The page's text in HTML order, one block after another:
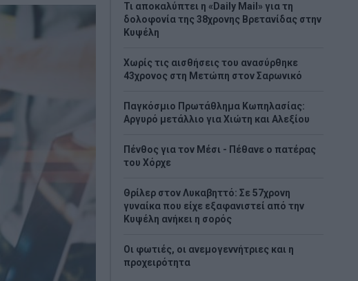
Τι αποκαλύπτει η «Daily Mail» για τη
δολοφονία της 38χρονης Βρετανίδας στην
Κυψέλη
Χωρίς τις αισθήσεις του ανασύρθηκε
43χρονος στη Μετώπη στον Σαρωνικό
Παγκόσμιο Πρωτάθλημα Κωπηλασίας:
Αργυρό μετάλλιο για Χιώτη και Αλεξίου
Πένθος για τον Μέσι - Πέθανε ο πατέρας
του Χόρχε
Θρίλερ στον Λυκαβηττό: Σε 57χρονη
γυναίκα που είχε εξαφανιστεί από την
Κυψέλη ανήκει η σορός
Οι φωτιές, οι ανεμογεννήτριες και η
προχειρότητα